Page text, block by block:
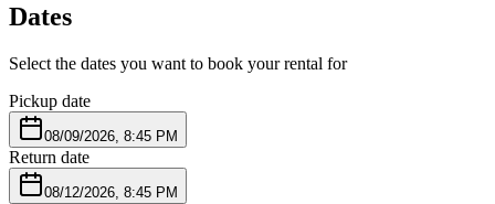
Dates
Select the dates you want to book your rental for
Pickup date
08/09/2026, 8:45 PM
Return date
08/12/2026, 8:45 PM